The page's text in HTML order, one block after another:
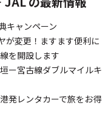
キャンペーン
が変更！ますます便利に
を開設します
ー宮古線ダブルマイルキ
発レンタカーで旅をお得